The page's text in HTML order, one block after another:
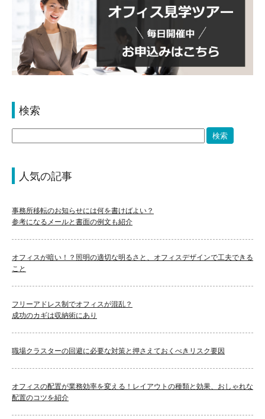
検索
人気の記事
事務所移転のお知らせには何を書けばよい？
参考になるメールと書面の例文も紹介
オフィスが暗い！？照明の適切な明るさと、オフィスデザインで工夫できる
こと
フリーアドレス制でオフィスが混乱？
成功のカギは収納術にあり
職場クラスターの回避に必要な対策と押さえておくべきリスク要因
オフィスの配置が業務効率を変える！レイアウトの種類と効果、おしゃれな
配置のコツを紹介